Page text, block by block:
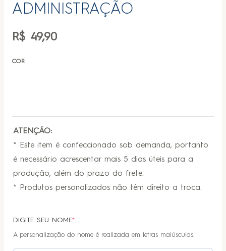
ADMINISTRAÇÃO
R$49,90
COR
ATENÇÃO:
* Este item é confeccionado sob demanda, portanto
é necessário acrescentar mais 5 dias úteis para a
produção, além do prazo do frete.
* Produtos personalizados não têm direito a troca.
DIGITE SEU NOME*
A personalização do nome é realizada em letras maiúsculas.